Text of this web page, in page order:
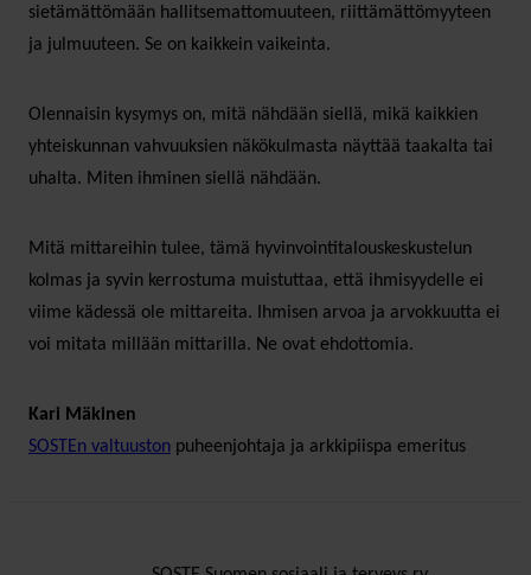
sietämättömään hallitsemattomuuteen, riittämättömyyteen
ja julmuuteen. Se on kaikkein vaikeinta.
Olennaisin kysymys on, mitä nähdään siellä, mikä kaikkien
yhteiskunnan vahvuuksien näkökulmasta näyttää taakalta tai
uhalta. Miten ihminen siellä nähdään.
Mitä mittareihin tulee, tämä hyvinvointitalouskeskustelun
kolmas ja syvin kerrostuma muistuttaa, että ihmisyydelle ei
viime kädessä ole mittareita. Ihmisen arvoa ja arvokkuutta ei
voi mitata millään mittarilla. Ne ovat ehdottomia.
Kari Mäkinen
SOSTEn valtuuston puheenjohtaja ja arkkipiispa emeritus